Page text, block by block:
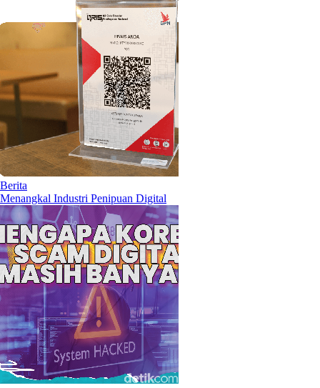
Berita
Menangkal Industri Penipuan Digital